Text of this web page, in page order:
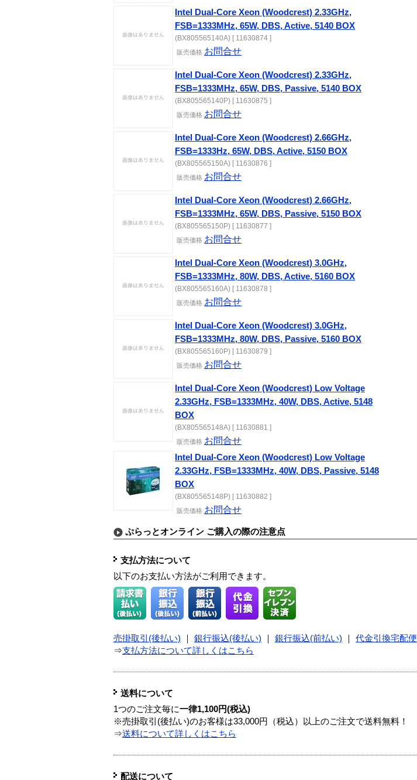
Intel Dual-Core Xeon (Woodcrest) 2.33GHz,
FSB=1333MHz, 65W, DBS, Active, 5140 BOX
(BX805565140A) [ 11630874 ]
販売価格 お問合せ
Intel Dual-Core Xeon (Woodcrest) 2.33GHz,
FSB=1333MHz, 65W, DBS, Passive, 5140 BOX
(BX805565140P) [ 11630875 ]
販売価格 お問合せ
Intel Dual-Core Xeon (Woodcrest) 2.66GHz,
FSB=1333Hz, 65W, DBS, Active, 5150 BOX
(BX805565150A) [ 11630876 ]
販売価格 お問合せ
Intel Dual-Core Xeon (Woodcrest) 2.66GHz,
FSB=1333MHz, 65W, DBS, Passive, 5150 BOX
(BX805565150P) [ 11630877 ]
販売価格 お問合せ
Intel Dual-Core Xeon (Woodcrest) 3.0GHz,
FSB=1333MHz, 80W, DBS, Active, 5160 BOX
(BX805565160A) [ 11630878 ]
販売価格 お問合せ
Intel Dual-Core Xeon (Woodcrest) 3.0GHz,
FSB=1333MHz, 80W, DBS, Passive, 5160 BOX
(BX805565160P) [ 11630879 ]
販売価格 お問合せ
Intel Dual-Core Xeon (Woodcrest) Low Voltage
2.33GHz, FSB=1333MHz, 40W, DBS, Active, 5148
BOX
(BX805565148A) [ 11630881 ]
販売価格 お問合せ
Intel Dual-Core Xeon (Woodcrest) Low Voltage
2.33GHz, FSB=1333MHz, 40W, DBS, Passive, 5148
BOX
(BX805565148P) [ 11630882 ]
販売価格 お問合せ
ぷらっとオンライン ご購入の際の注意点
支払方法について
以下のお支払い方法がご利用できます。
売掛取引(後払い) 銀行振込(後払い) 銀行振込(前払い) 代金引換宅配便
⇒支払方法について詳しくはこちら
送料について
1つのご注文毎に一律1,100円(税込)
※売掛取引(後払い)のお客様は33,000円（税込）以上のご注文で送料無料！
⇒送料について詳しくはこちら
配送について